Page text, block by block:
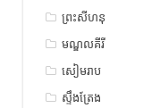
ព្រះសីហនុ
មណ្ឌលគីរី
សៀមរាប
ស្ទឹង​​ត្រែង